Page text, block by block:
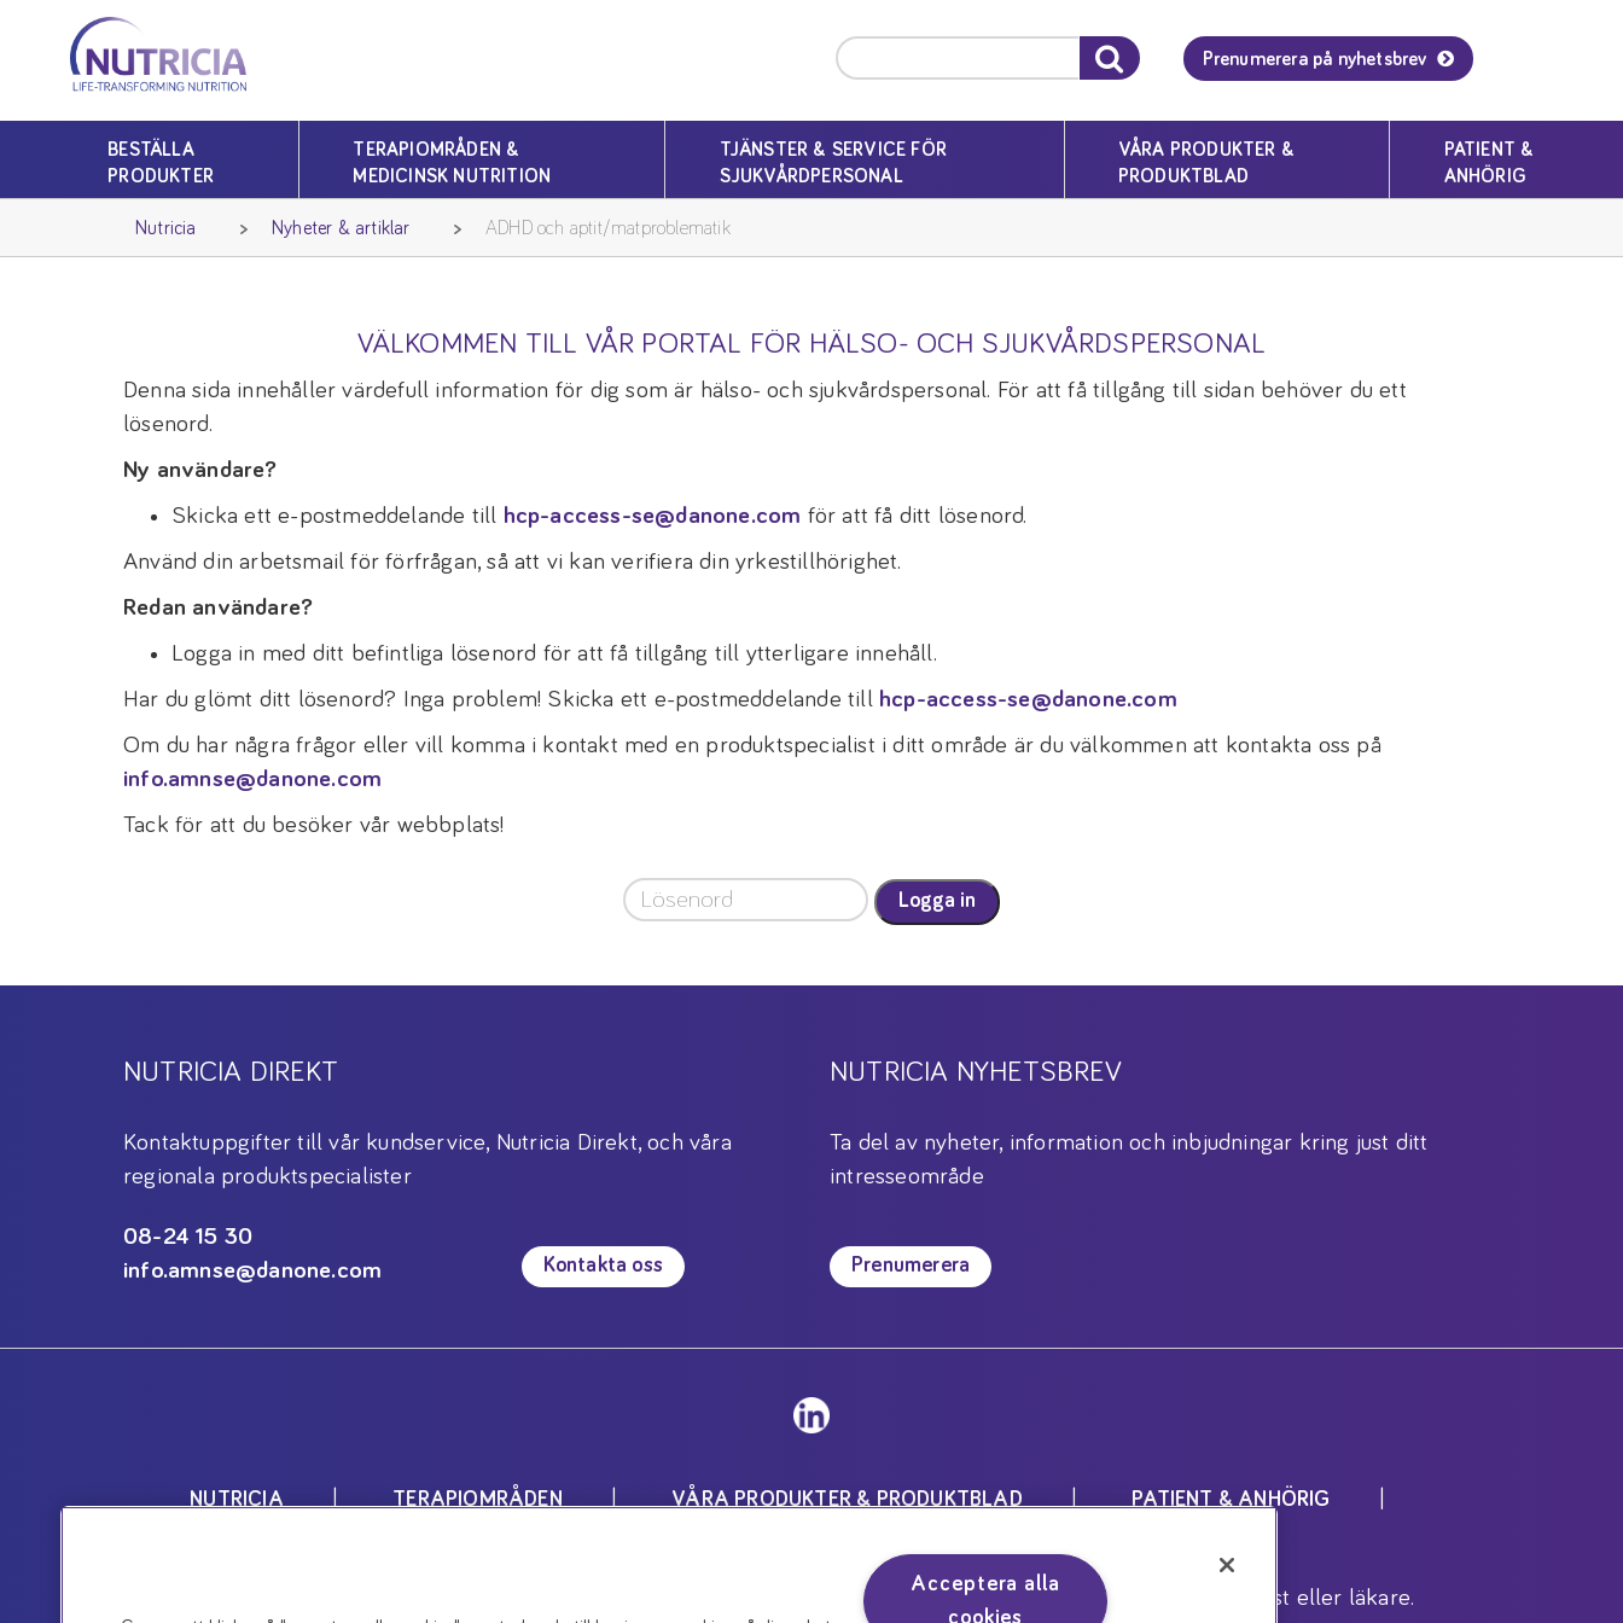
Nutricia
Nutricia
Prenumerera på nyhetsbrev
BESTÄLLA
PRODUKTER
TERAPIOMRÅDEN &
MEDICINSK NUTRITION
TJÄNSTER & SERVICE FÖR
SJUKVÅRDPERSONAL
VÅRA PRODUKTER &
PRODUKTBLAD
PATIENT &
ANHÖRIG
Nutricia Nyheter & artiklar ADHD och aptit/matproblematik
VÄLKOMMEN TILL VÅR PORTAL FÖR HÄLSO- OCH SJUKVÅRDSPERSONAL
Denna sida innehåller värdefull information för dig som är hälso- och sjukvårdspersonal. För att få tillgång till sidan behöver du ett
lösenord.
Ny användare?
Skicka ett e-postmeddelande till hcp-access-se@danone.com för att få ditt lösenord.
Använd din arbetsmail för förfrågan, så att vi kan verifiera din yrkestillhörighet.
Redan användare?
Logga in med ditt befintliga lösenord för att få tillgång till ytterligare innehåll.
Har du glömt ditt lösenord? Inga problem! Skicka ett e-postmeddelande till hcp-access-se@danone.com
Om du har några frågor eller vill komma i kontakt med en produktspecialist i ditt område är du välkommen att kontakta oss på
info.amnse@danone.com
Tack för att du besöker vår webbplats!
Logga in
NUTRICIA DIREKT
Kontaktuppgifter till vår kundservice, Nutricia Direkt, och våra
regionala produktspecialister
08-24 15 30
info.amnse@danone.com
Kontakta oss
NUTRICIA NYHETSBREV
Ta del av nyheter, information och inbjudningar kring just ditt
intresseområde
Prenumerera
NUTRICIA TERAPIOMRÅDEN VÅRA PRODUKTER & PRODUKTBLAD PATIENT & ANHÖRIG
Nutricias produkter är livsmedel för speciella medicinska ändamål och skall användas under inrådan av dietist eller läkare.
Acceptera alla
cookies